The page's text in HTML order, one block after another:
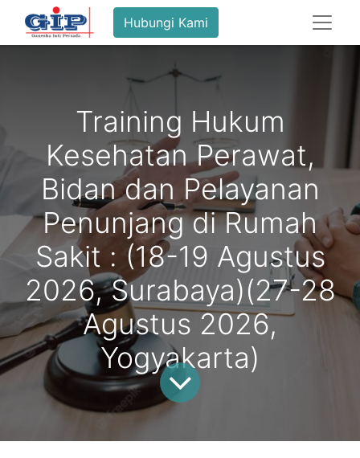
Hubungi Kami
Training Hukum
Kesehatan Perawat,
Bidan dan Pelayanan
Penunjang di Rumah
Sakit : (18-19 Agustus
2026, Surabaya)(27-28
Agustus 2026,
Yogyakarta)